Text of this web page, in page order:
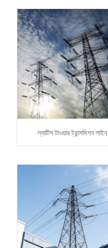
ল্যাটিস টাওয়ার ট্রান্সমিশন লাইন